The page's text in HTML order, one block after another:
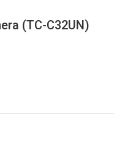
(TC-C32UN)